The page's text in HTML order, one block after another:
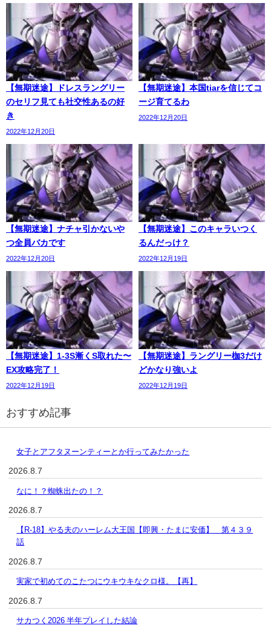
【無期迷途】ドレスラングリー
のセリフ見ても社交性あるの好
き
2022年12月20日
【無期迷途】本国tiarを信じてコ
ージ育てるわ
2022年12月20日
【無期迷途】ナチャ引かないや
つ全員バカです
2022年12月20日
【無期迷途】このキャラいつく
るんだっけ？
2022年12月19日
【無期迷途】1-3S漸くS取れた〜
EX攻略完了！
2022年12月19日
【無期迷途】ラングリー枷3だけ
どかなり強いよ
2022年12月19日
おすすめ記事
女子とアフタヌーンティーとか行ってみたかった
2026.8.7
なに！？蜘蛛出たの！？
2026.8.7
【R-18】やる夫のハーレム大王国【即興・たまに安価】 第４３９
話
2026.8.7
実家で初めてのこたつにウキウキなクロ様。【再】
2026.8.7
サカつく2026 半年プレイした結論